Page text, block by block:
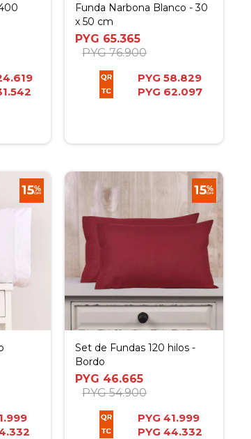
Funda Narbona Blanco - 30
x 50 cm
PYG 65.365
PYG 76.900
PYG 58.829
PYG 62.097
Set de Fundas 120 hilos -
Bordo
PYG 46.665
PYG 54.900
PYG 41.999
PYG 44.332